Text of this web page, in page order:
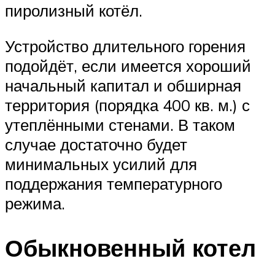
пиролизный котёл.
Устройство длительного горения
подойдёт, если имеется хороший
начальный капитал и обширная
территория (порядка 400 кв. м.) с
утеплёнными стенами. В таком
случае достаточно будет
минимальных усилий для
поддержания температурного
режима.
Обыкновенный котел